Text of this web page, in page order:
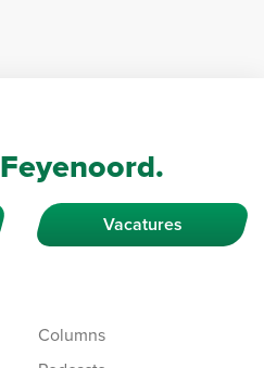
Feyenoord.
Vacatures
Columns